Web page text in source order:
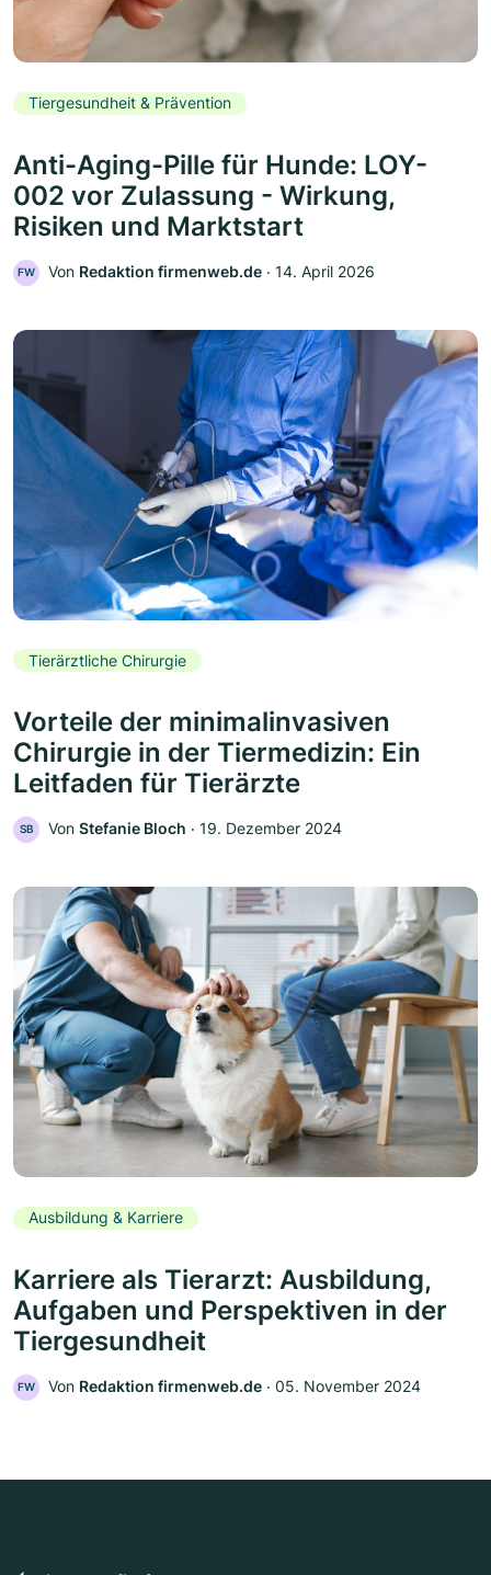
Tiergesundheit & Prävention
Anti-Aging-Pille für Hunde: LOY-
002 vor Zulassung - Wirkung,
Risiken und Marktstart
FW Von Redaktion firmenweb.de ‧ 14. April 2026
Tierärztliche Chirurgie
Vorteile der minimalinvasiven
Chirurgie in der Tiermedizin: Ein
Leitfaden für Tierärzte
SB Von Stefanie Bloch ‧ 19. Dezember 2024
Ausbildung & Karriere
Karriere als Tierarzt: Ausbildung,
Aufgaben und Perspektiven in der
Tiergesundheit
FW Von Redaktion firmenweb.de ‧ 05. November 2024